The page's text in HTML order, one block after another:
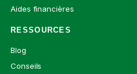
Aides financières
RESSOURCES
Blog
Conseils